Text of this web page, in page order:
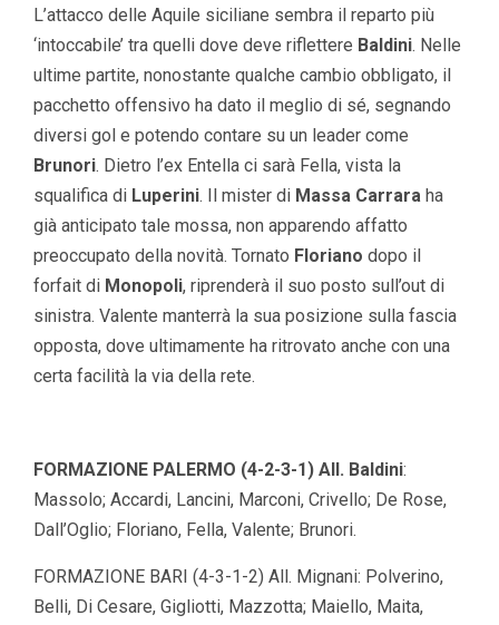
L’attacco delle Aquile siciliane sembra il reparto più
‘intoccabile’ tra quelli dove deve riflettere Baldini. Nelle
ultime partite, nonostante qualche cambio obbligato, il
pacchetto offensivo ha dato il meglio di sé, segnando
diversi gol e potendo contare su un leader come
Brunori. Dietro l’ex Entella ci sarà Fella, vista la
squalifica di Luperini. Il mister di Massa Carrara ha
già anticipato tale mossa, non apparendo affatto
preoccupato della novità. Tornato Floriano dopo il
forfait di Monopoli, riprenderà il suo posto sull’out di
sinistra. Valente manterrà la sua posizione sulla fascia
opposta, dove ultimamente ha ritrovato anche con una
certa facilità la via della rete.
FORMAZIONE PALERMO (4-2-3-1) All. Baldini:
Massolo; Accardi, Lancini, Marconi, Crivello; De Rose,
Dall’Oglio; Floriano, Fella, Valente; Brunori.
FORMAZIONE BARI (4-3-1-2) All. Mignani: Polverino,
Belli, Di Cesare, Gigliotti, Mazzotta; Maiello, Maita,